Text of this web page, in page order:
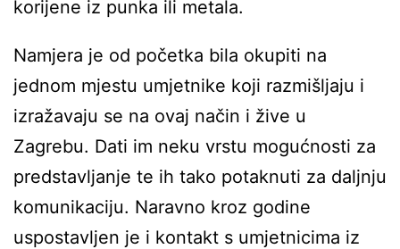
korijene iz punka ili metala.
Namjera je od početka bila okupiti na
jednom mjestu umjetnike koji razmišljaju i
izražavaju se na ovaj način i žive u
Zagrebu. Dati im neku vrstu mogućnosti za
predstavljanje te ih tako potaknuti za daljnju
komunikaciju. Naravno kroz godine
uspostavljen je i kontakt s umjetnicima iz